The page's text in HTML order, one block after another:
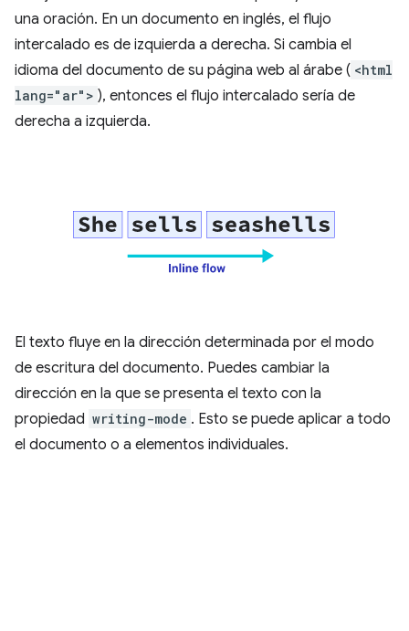
una oración. En un documento en inglés, el flujo
intercalado es de izquierda a derecha. Si cambia el
idioma del documento de su página web al árabe ( <html
lang="ar"> ), entonces el flujo intercalado sería de
derecha a izquierda.
El texto fluye en la dirección determinada por el modo
de escritura del documento. Puedes cambiar la
dirección en la que se presenta el texto con la
propiedad writing-mode . Esto se puede aplicar a todo
el documento o a elementos individuales.